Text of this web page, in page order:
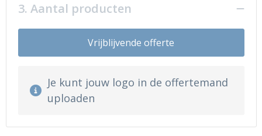
3. Aantal producten
Vrijblijvende offerte
Je kunt jouw logo in de offertemand
uploaden